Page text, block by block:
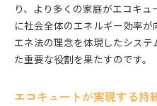
り、より多くの家庭がエコキ
に社会全体のエネルギー効率
エネ法の理念を体現したシス
た重要な役割を果たすのです。
エコキュートが実現する持